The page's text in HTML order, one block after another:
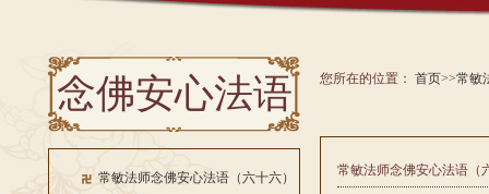
念佛安心法语
常敏法师念佛安心法语（六十六）
您所在的位置： 首页>>常敏
常敏法师念佛安心法语（